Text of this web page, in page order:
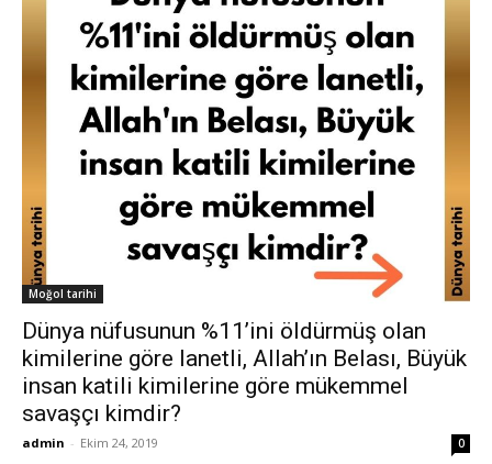
Moğol tarihi
Dünya nüfusunun %11’ini öldürmüş olan
kimilerine göre lanetli, Allah’ın Belası, Büyük
insan katili kimilerine göre mükemmel
savaşçı kimdir?
admin - Ekim 24, 2019 0